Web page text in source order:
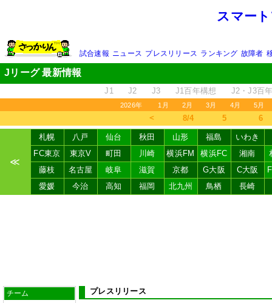
スマー
試合速報 ニュース プレスリリース ランキング 故障者
Jリーグ 最新情報
J1 J2 J3 J1百年構想 J2・J3百
2026年 1月 2月 3月 4月 5月
＜ 8/4 5 6
≪
札幌 八戸 仙台 秋田 山形 福島
いわき
FC東京
東京V 町田 川崎 横浜FM 横浜FC 湘南
藤枝
名古屋 岐阜 滋賀 京都 G大阪 C大阪
愛媛
今治 高知 福岡 北九州 鳥栖 長崎
チーム プレスリリース